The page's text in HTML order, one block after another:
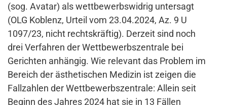
(sog. Avatar) als wettbewerbswidrig untersagt
(OLG Koblenz, Urteil vom 23.04.2024, Az. 9 U
1097/23, nicht rechtskräftig). Derzeit sind noch
drei Verfahren der Wettbewerbszentrale bei
Gerichten anhängig. Wie relevant das Problem im
Bereich der ästhetischen Medizin ist zeigen die
Fallzahlen der Wettbewerbszentrale: Allein seit
Beginn des Jahres 2024 hat sie in 13 Fällen